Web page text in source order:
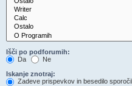
Išči po podforumih:
Da
Ne
Iskanje znotraj:
Zadeve prispevkov in besedilo sporočil